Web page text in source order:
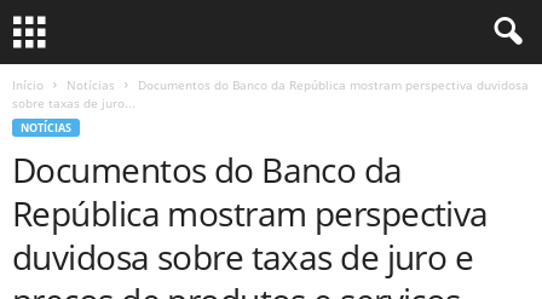
Início Notícias
Documentos do Banco da República mostram perspectiva duvidosa
sobre taxas de juro...
NOTÍCIAS
Documentos do Banco da
República mostram perspectiva
duvidosa sobre taxas de juro e